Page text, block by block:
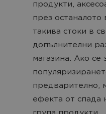
продукти,
през
такива стоки в
допълнителни
магазина. Ако се
предварително,
ефекта от спада